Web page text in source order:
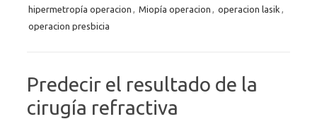
hipermetropía operacion , Miopía operacion , operacion lasik ,
operacion presbicia
Predecir el resultado de la
cirugía refractiva